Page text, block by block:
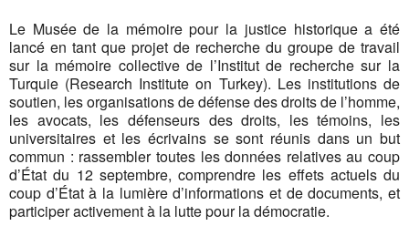
Le Musée de la mémoire pour la justice historique a été
lancé en tant que projet de recherche du groupe de travail
sur la mémoire collective de l’Institut de recherche sur la
Turquie (Research Institute on Turkey). Les institutions de
soutien, les organisations de défense des droits de l’homme,
les avocats, les défenseurs des droits, les témoins, les
universitaires et les écrivains se sont réunis dans un but
commun : rassembler toutes les données relatives au coup
d’État du 12 septembre, comprendre les effets actuels du
coup d’État à la lumière d’informations et de documents, et
participer activement à la lutte pour la démocratie.